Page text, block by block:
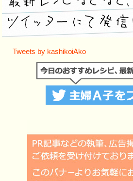
Tweets by kashikoiAko